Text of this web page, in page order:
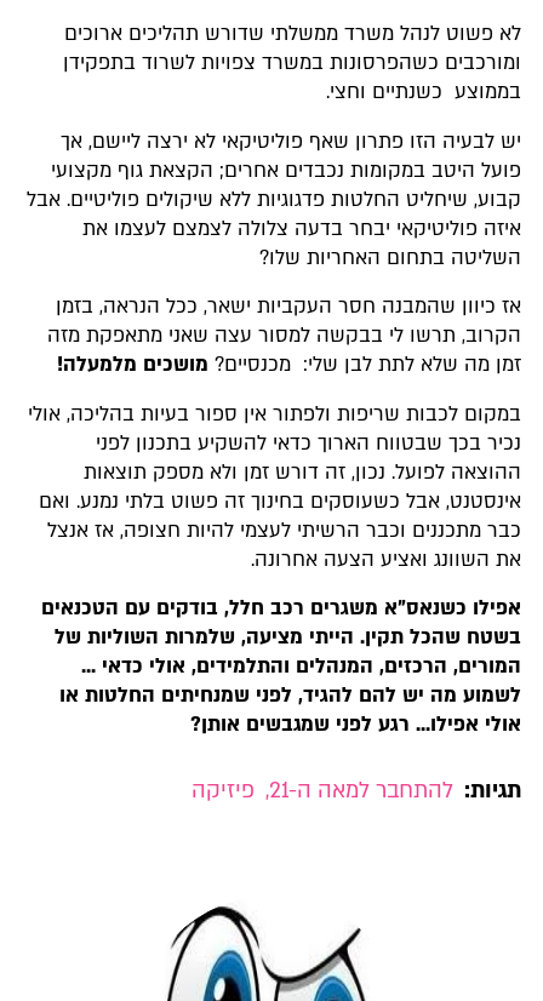
לא פשוט לנהל משרד ממשלתי שדורש תהליכים ארוכים
ומורכבים כשהפרסונות במשרד צפויות לשרוד בתפקידן
בממוצע כשנתיים וחצי.
יש לבעיה הזו פתרון שאף פוליטיקאי לא ירצה ליישם, אך
פועל היטב במקומות נכבדים אחרים; הקצאת גוף מקצועי
קבוע, שיחליט החלטות פדגוגיות ללא שיקולים פוליטיים. אבל
איזה פוליטיקאי יבחר בדעה צלולה לצמצם לעצמו את
השליטה בתחום האחריות שלו?
אז כיוון שהמבנה חסר העקביות ישאר, ככל הנראה, בזמן
הקרוב, תרשו לי בבקשה למסור עצה שאני מתאפקת מזה
זמן מה שלא לתת לבן שלי: מכנסיים? מושכים מלמעלה!
במקום לכבות שריפות ולפתור אין ספור בעיות בהליכה, אולי
נכיר בכך שבטווח הארוך כדאי להשקיע בתכנון לפני
ההוצאה לפועל. נכון, זה דורש זמן ולא מספק תוצאות
אינסטנט, אבל כשעוסקים בחינוך זה פשוט בלתי נמנע. ואם
כבר מתכננים וכבר הרשיתי לעצמי להיות חצופה, אז אנצל
את השוונג ואציע הצעה אחרונה.
אפילו כשנאס"א משגרים רכב חלל, בודקים עם הטכנאים
בשטח שהכל תקין. הייתי מציעה, שלמרות השוליות של
המורים, הרכזים, המנהלים והתלמידים, אולי כדאי ...
לשמוע מה יש להם להגיד, לפני שמנחיתים החלטות או
אולי אפילו... רגע לפני שמגבשים אותן?
תגיות: להתחבר למאה ה-21 , פיזיקה